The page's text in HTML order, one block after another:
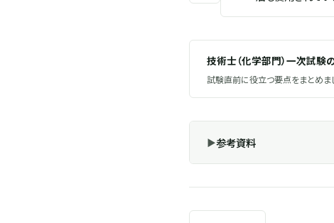
技術士（化学部門）一次試験
試験直前に役立つ要点をまとめま
参考資料